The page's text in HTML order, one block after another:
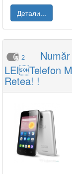
Детали...
2
LEITelefon
Retea! !